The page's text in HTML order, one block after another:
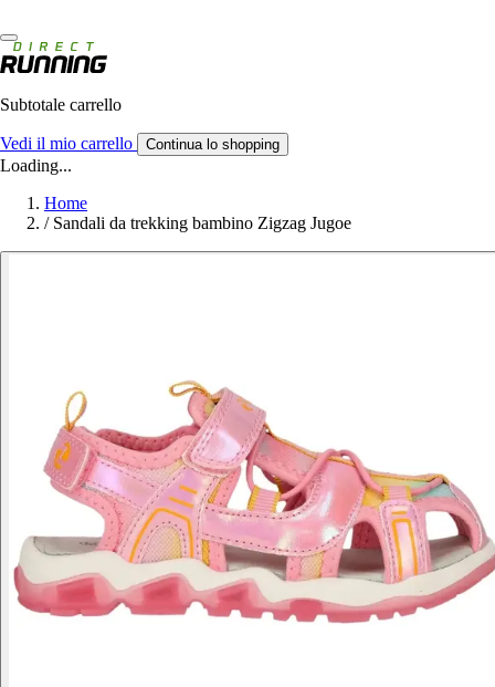
Subtotale carrello
Vedi il mio carrello Continua lo shopping
Loading...
Home
/ Sandali da trekking bambino Zigzag Jugoe